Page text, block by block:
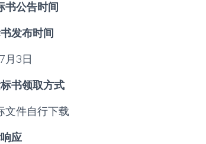
书公告时间
发布时间
月3日
书领取方式
文件自行下载
应